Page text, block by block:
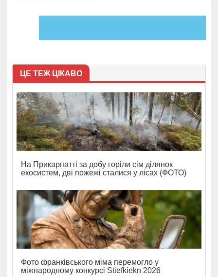
ЦЕ ТЕЖ ЦІКАВО
На Прикарпатті за добу горіли сім ділянок
екосистем, дві пожежі сталися у лісах (ФОТО)
Фото франківського міма перемогло у
міжнародному конкурсі Stiefkiekn 2026